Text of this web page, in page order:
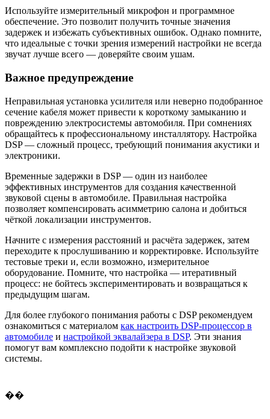
Используйте измерительный микрофон и программное
обеспечение. Это позволит получить точные значения
задержек и избежать субъективных ошибок. Однако помните,
что идеальные с точки зрения измерений настройки не всегда
звучат лучше всего — доверяйте своим ушам.
Важное предупреждение
Неправильная установка усилителя или неверно подобранное
сечение кабеля может привести к короткому замыканию и
повреждению электросистемы автомобиля. При сомнениях
обращайтесь к профессиональному инсталлятору. Настройка
DSP — сложный процесс, требующий понимания акустики и
электроники.
Временные задержки в DSP — один из наиболее
эффективных инструментов для создания качественной
звуковой сцены в автомобиле. Правильная настройка
позволяет компенсировать асимметрию салона и добиться
чёткой локализации инструментов.
Начните с измерения расстояний и расчёта задержек, затем
переходите к прослушиванию и корректировке. Используйте
тестовые треки и, если возможно, измерительное
оборудование. Помните, что настройка — итеративный
процесс: не бойтесь экспериментировать и возвращаться к
предыдущим шагам.
Для более глубокого понимания работы с DSP рекомендуем
ознакомиться с материалом как настроить DSP-процессор в
автомобиле и настройкой эквалайзера в DSP. Эти знания
помогут вам комплексно подойти к настройке звуковой
системы.
��